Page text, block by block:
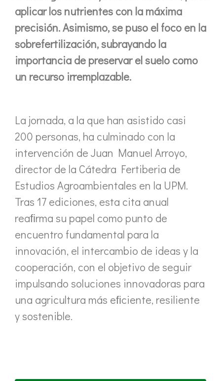
aplicar los nutrientes con la máxima
precisión. Asimismo, se puso el foco en la
sobrefertilización, subrayando la
importancia de preservar el suelo como
un recurso irremplazable.
La jornada, a la que han asistido casi
200 personas, ha culminado con la
intervención de Juan Manuel Arroyo,
director de la Cátedra Fertiberia de
Estudios Agroambientales en la UPM.
Tras 17 ediciones, esta cita anual
reaﬁrma su papel como punto de
encuentro fundamental para la
innovación, el intercambio de ideas y la
cooperación, con el objetivo de seguir
impulsando soluciones innovadoras para
una agricultura más eﬁciente, resiliente
y sostenible.